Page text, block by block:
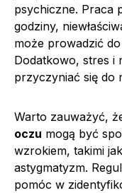
psychiczne. Praca
godziny,
może prowadzić
Dodatkowo, stres i
przyczyniać się do
Warto zauważyć,
oczu mogą być
wzrokiem, takimi
astygmatyzm.
pomóc w